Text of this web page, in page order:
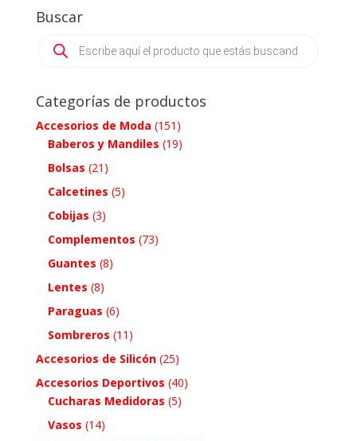
Buscar
search
Categorías de productos
Accesorios de Moda (151)
Baberos y Mandiles (19)
Bolsas (21)
Calcetines (5)
Cobijas (3)
Complementos (73)
Guantes (8)
Lentes (8)
Paraguas (6)
Sombreros (11)
Accesorios de Silicón (25)
Accesorios Deportivos (40)
Cucharas Medidoras (5)
Vasos (14)